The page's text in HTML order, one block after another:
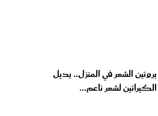
بروتين الشعر في المنزل.. بديل
الكيراتين لشعر ناعم...